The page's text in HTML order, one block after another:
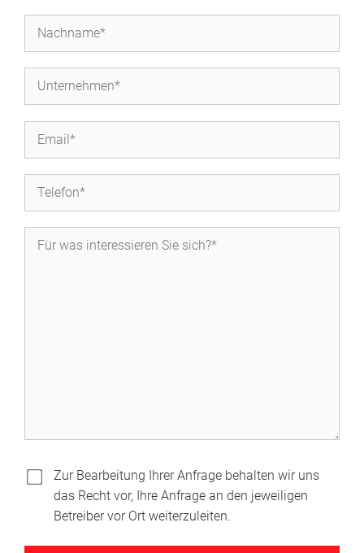
Zur Bearbeitung Ihrer Anfrage behalten wir uns
das Recht vor, Ihre Anfrage an den jeweiligen
Betreiber vor Ort weiterzuleiten.